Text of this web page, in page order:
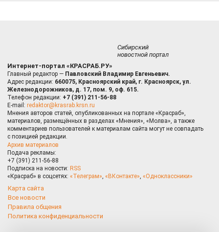
Сибирский
новостной портал
Интернет-портал «КРАСРАБ.РУ»
Главный редактор — Павловский Владимир Евгеньевич.
Адрес редакции: 660075, Красноярский край, г. Красноярск, ул.
Железнодорожников, д. 17, пом. 9, оф. 615.
Телефон редакции: +7 (391) 211-56-88
E-mail: redaktor@krasrab.krsn.ru
Мнения авторов статей, опубликованных на портале «Красраб»,
материалов, размещённых в разделах «Мнения», «Молва», а также
комментариев пользователей к материалам сайта могут не совпадать
с позицией редакции.
Архив материалов
Подача рекламы:
+7 (391) 211-56-88
Подписка на новости: RSS
«Красраб» в соцсетях: «Телеграм», «ВКонтакте», «Одноклассники»
Карта сайта
Все новости
Правила общения
Политика конфиденциальности